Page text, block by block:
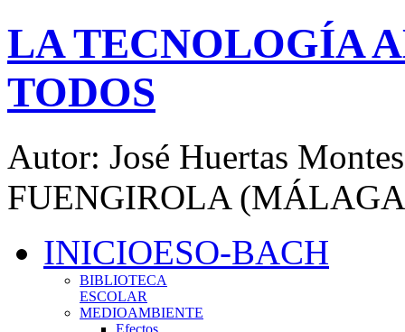
LA TECNOLOGÍA
TODOS
Autor: José Huertas
FUENGIROLA
INICIOESO-BACH
BIBLIOTECA
ESCOLAR
MEDIOAMBIENTE
Efectos